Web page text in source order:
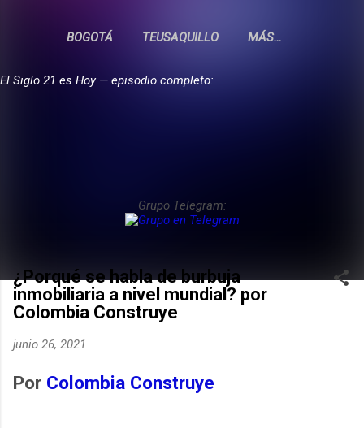
BOGOTÁ TEUSAQUILLO MÁS…
El Siglo 21 es Hoy — episodio completo:
Grupo Telegram:
¿Porqué se habla de burbuja
inmobiliaria a nivel mundial? por
Colombia Construye
junio 26, 2021
Por Colombia Construye